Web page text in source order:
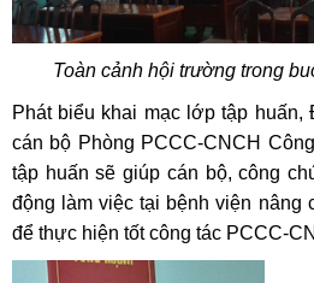
Toàn cảnh hội trường trong
Phát biểu khai mạc lớp tập huấn,
cán bộ Phòng PCCC-CNCH
tập huấn sẽ giúp cán bộ, công
động làm việc tại bệnh viện nâng
để thực hiện tốt công tác PCCC-